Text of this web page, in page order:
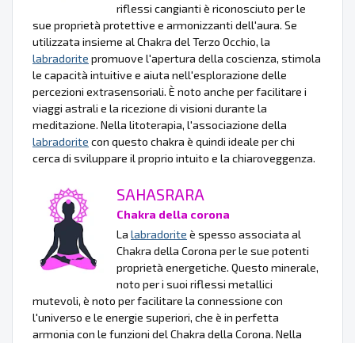
riflessi cangianti è riconosciuto per le
sue proprietà protettive e armonizzanti dell'aura. Se
utilizzata insieme al Chakra del Terzo Occhio, la
labradorite promuove l'apertura della coscienza, stimola
le capacità intuitive e aiuta nell'esplorazione delle
percezioni extrasensoriali. È noto anche per facilitare i
viaggi astrali e la ricezione di visioni durante la
meditazione. Nella litoterapia, l'associazione della
labradorite con questo chakra è quindi ideale per chi
cerca di sviluppare il proprio intuito e la chiaroveggenza.
SAHASRARA
Chakra della corona
La labradorite è spesso associata al
Chakra della Corona per le sue potenti
proprietà energetiche. Questo minerale,
noto per i suoi riflessi metallici
mutevoli, è noto per facilitare la connessione con
l'universo e le energie superiori, che è in perfetta
armonia con le funzioni del Chakra della Corona. Nella